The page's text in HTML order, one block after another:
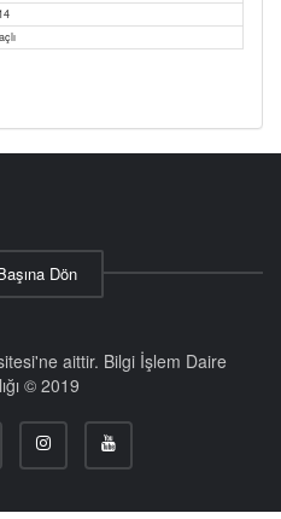
Dön
aittir. Bilgi İşlem Daire
© 2019